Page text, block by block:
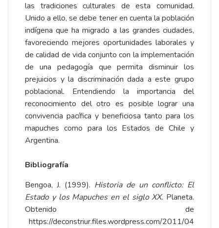
las tradiciones culturales de esta comunidad.
Unido a ello, se debe tener en cuenta la población
indígena que ha migrado a las grandes ciudades,
favoreciendo mejores oportunidades laborales y
de calidad de vida conjunto con la implementación
de una pedagogía que permita disminuir los
prejuicios y la discriminación dada a este grupo
poblacional. Entendiendo la importancia del
reconocimiento del otro es posible lograr una
convivencia pacífica y beneficiosa tanto para los
mapuches como para los Estados de Chile y
Argentina.
Bibliografía
Bengoa, J. (1999). Historia de un conflicto: El
Estado y los Mapuches en el siglo XX. Planeta.
Obtenido de
https://deconstriur.files.wordpress.com/2011/04